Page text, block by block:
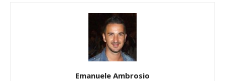
Emanuele Ambrosio